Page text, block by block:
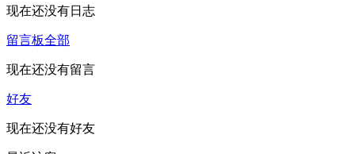
现在还没有日志
留言板全部
现在还没有留言
好友
现在还没有好友